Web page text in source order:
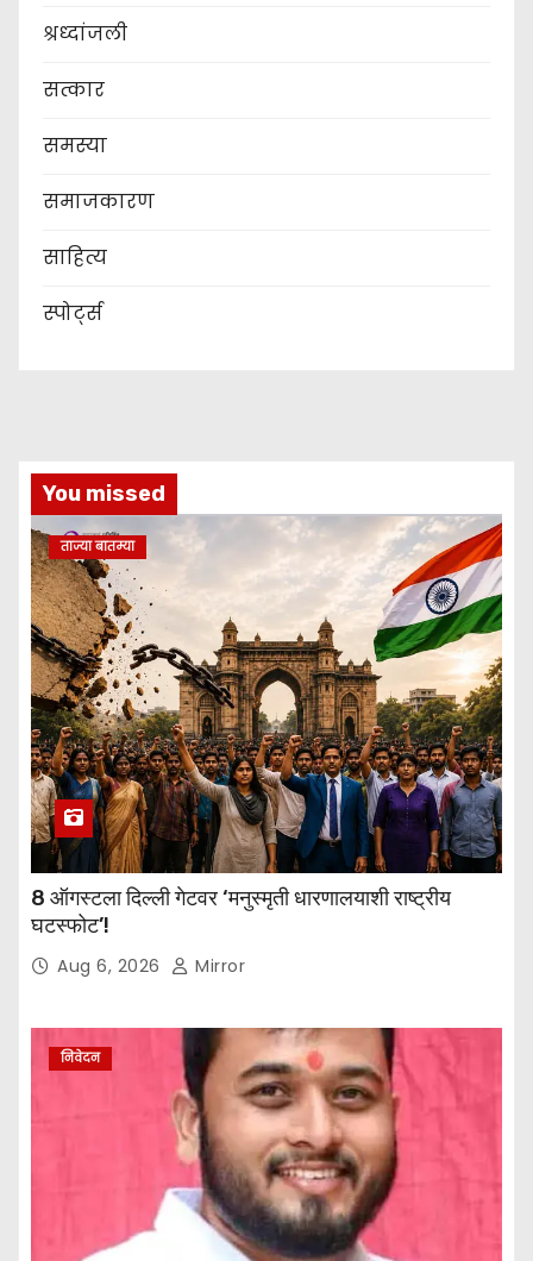
श्रध्दांजली
सत्कार
समस्या
समाजकारण
साहित्य
स्पोर्ट्स
You missed
ताज्या बातम्या
8 ऑगस्टला दिल्ली गेटवर ‘मनुस्मृती धारणालयाशी राष्ट्रीय
घटस्फोट’!
Aug 6, 2026 Mirror
निवेदन